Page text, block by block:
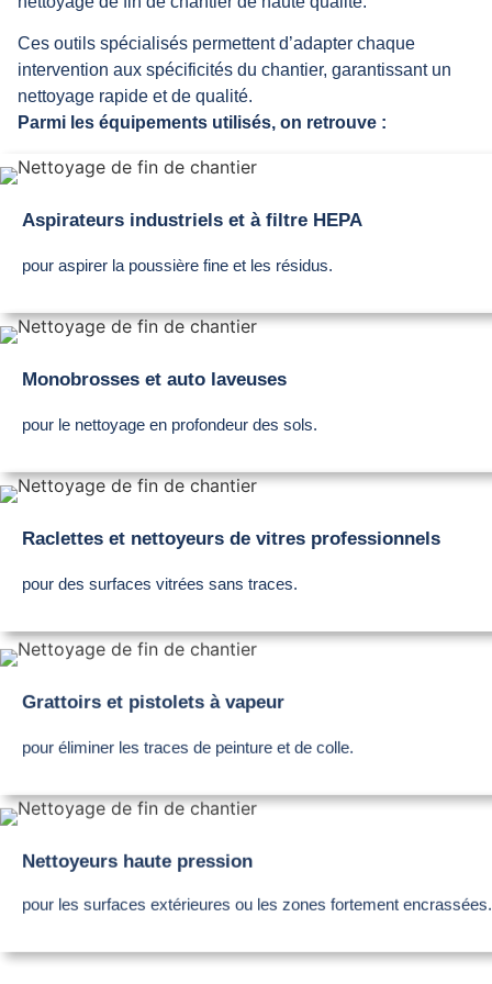
Ces outils spécialisés permettent d’adapter chaque
intervention aux spécificités du chantier, garantissant un
nettoyage rapide et de qualité.
Parmi les équipements utilisés, on retrouve :
Aspirateurs industriels et à filtre HEPA
pour aspirer la poussière fine et les résidus.
Monobrosses et auto laveuses
pour le nettoyage en profondeur des sols.
Raclettes et nettoyeurs de vitres professionnels
pour des surfaces vitrées sans traces.
Grattoirs et pistolets à vapeur
pour éliminer les traces de peinture et de colle.
Nettoyeurs haute pression
pour les surfaces extérieures ou les zones fortement encrassées.